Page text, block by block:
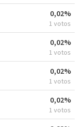
0,02%
1 votos
0,02%
1 votos
0,02%
1 votos
0,02%
1 votos